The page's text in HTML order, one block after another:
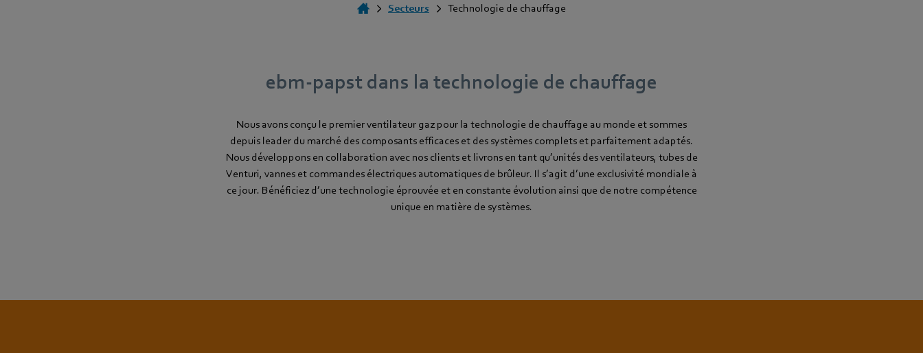
Secteurs Technologie de chauffage
ebm-papst dans la technologie de chauffage
Nous avons conçu le premier ventilateur gaz pour la technologie de chauffage au monde et sommes
depuis leader du marché des composants efficaces et des systèmes complets et parfaitement adaptés.
Nous développons en collaboration avec nos clients et livrons en tant qu’unités des ventilateurs, tubes de
Venturi, vannes et commandes électriques automatiques de brûleur. Il s’agit d’une exclusivité mondiale à
ce jour. Bénéficiez d’une technologie éprouvée et en constante évolution ainsi que de notre compétence
unique en matière de systèmes.